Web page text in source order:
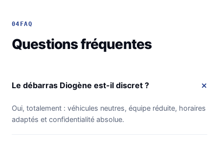
04 FAQ
Questions fréquentes
Le débarras Diogène est-il discret ?
Oui, totalement : véhicules neutres, équipe réduite, horaires
adaptés et confidentialité absolue.